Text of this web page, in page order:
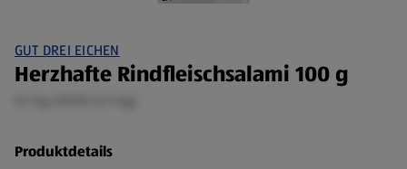
GUT DREI EICHEN
Herzhafte Rindfleischsalami 100 g
Produktdetails